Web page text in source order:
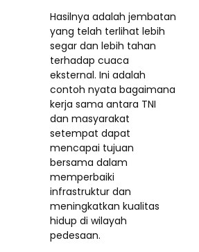
Hasilnya adalah jembatan
yang telah terlihat lebih
segar dan lebih tahan
terhadap cuaca
eksternal. Ini adalah
contoh nyata bagaimana
kerja sama antara TNI
dan masyarakat
setempat dapat
mencapai tujuan
bersama dalam
memperbaiki
infrastruktur dan
meningkatkan kualitas
hidup di wilayah
pedesaan.